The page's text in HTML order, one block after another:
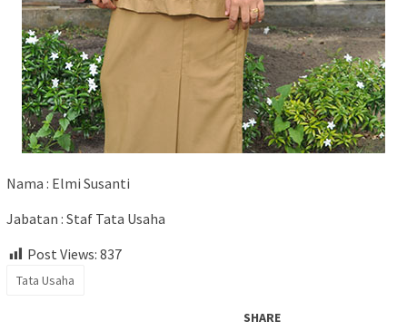
Nama : Elmi Susanti
Jabatan : Staf Tata Usaha
Post Views: 837
Tata Usaha
SHARE